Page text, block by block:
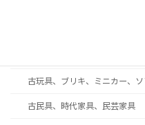
古玩具、ブリキ、ミニカー、
古民具、時代家具、民芸家具